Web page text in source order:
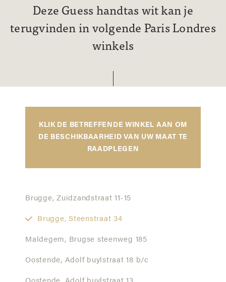
Deze Guess handtas wit kan je
terugvinden in volgende Paris Londres
winkels
KLIK DE BETREFFENDE WINKEL AAN OM
DE BESCHIKBAARHEID VAN UW MAAT TE
RAADPLEGEN
Brugge, Zuidzandstraat 11-15
Brugge, Steenstraat 34
Maldegem, Brugse steenweg 185
Oostende, Adolf buylstraat 18 b/c